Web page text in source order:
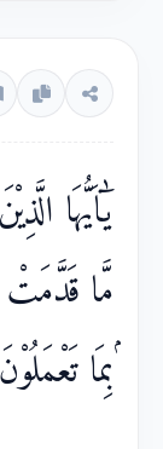
يٰٓاَيُّهَا
مَّا قَدَّمَتْ
ۢبِمَا تَعْمَلُوْنَ